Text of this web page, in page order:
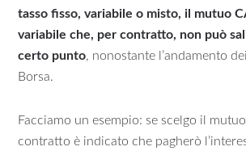
tasso fisso, variabile o misto, il mutuo
variabile che, per contratto, non può
certo punto, nonostante l’andamento
Borsa.
Facciamo un esempio: se scelgo il mutuo
contratto è indicato che pagherò